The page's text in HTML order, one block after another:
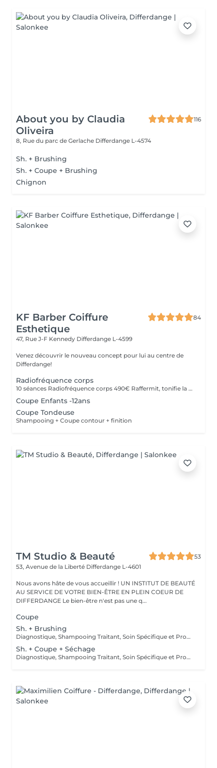
About you by Claudia
Oliveira
116
8, Rue du parc de Gerlache Differdange L-4574
Sh. + Brushing
Sh. + Coupe + Brushing
Chignon
KF Barber Coiffure
Esthetique
84
47, Rue J-F Kennedy Differdange L-4599
Venez découvrir le nouveau concept pour lui au centre de
Differdange!
Radiofréquence corps
10 séances Radiofréquence corps 490€ Raffermit, tonifie la peau . Reduction de la cellulite
Coupe Enfants -12ans
Coupe Tondeuse
Shampooing + Coupe contour + finition
TM Studio & Beauté
53
53, Avenue de la Liberté Differdange L-4601
Nous avons hâte de vous accueillir ! UN INSTITUT DE BEAUTÉ
AU SERVICE DE VOTRE BIEN-ÊTRE EN PLEIN COEUR DE
DIFFERDANGE Le bien-être n'est pas une q...
Coupe
Sh. + Brushing
Diagnostique, Shampooing Traitant, Soin Spécifique et Produits Coiffants inclus
Sh. + Coupe + Séchage
Diagnostique, Shampooing Traitant, Soin Spécifique et Produits Coiffants inclus